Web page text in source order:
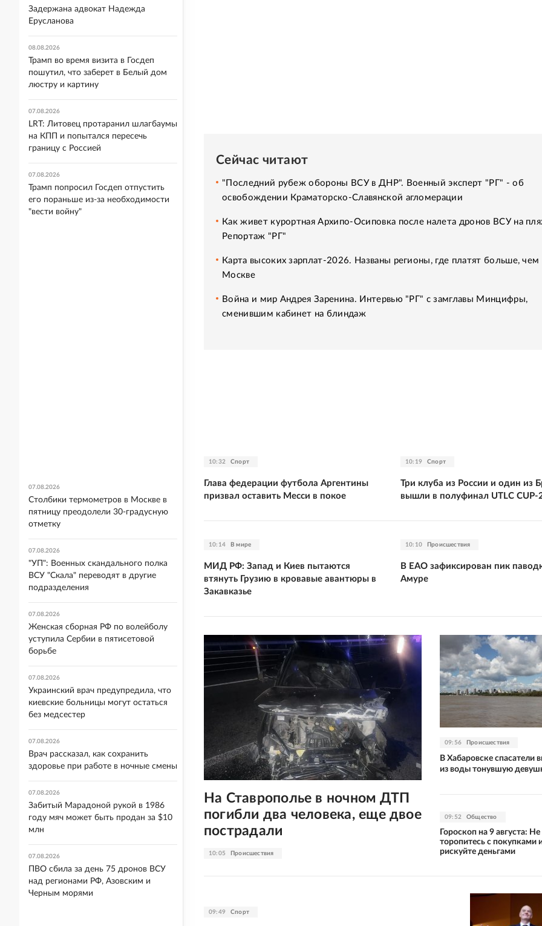
Сейчас читают
"Последний рубеж обороны ВСУ в ДНР". Военный эксперт "РГ" - об
освобождении Краматорско-Славянской агломерации
Как живет курортная Архипо-Осиповка после налета дронов ВСУ на
Репортаж "РГ"
Карта высоких зарплат-2026. Названы регионы, где платят больше, чем
Москве
Война и мир Андрея Заренина. Интервью "РГ" с замглавы Минцифры,
сменившим кабинет на блиндаж
10:32 Спорт
Глава федерации футбола Аргентины
призвал оставить Месси в покое
10:19 Спорт
Три клуба из России и один из
вышли в полуфинал UTLC CUP-
10:14 В мире
МИД РФ: Запад и Киев пытаются
втянуть Грузию в кровавые авантюры в
Закавказье
10:10 Происшествия
В ЕАО зафиксирован пик
Амуре
10:05 Происшествия
На Ставрополье в ночном ДТП
погибли два человека, еще двое
пострадали
09:56 Происшествия
В Хабаровске спасатели
из воды тонувшую
09:52 Общество
Гороскоп на 9 августа: Не
торопитесь с покупками
рискуйте деньгами
09:49 Спорт
Задержана адвокат Надежда
Ерусланова
08.08.2026
Трамп во время визита в Госдеп
пошутил, что заберет в Белый дом
люстру и картину
07.08.2026
LRT: Литовец протаранил шлагбаумы
на КПП и попытался пересечь
границу с Россией
07.08.2026
Трамп попросил Госдеп отпустить
его пораньше из-за необходимости
"вести войну"
07.08.2026
Столбики термометров в Москве в
пятницу преодолели 30-градусную
отметку
07.08.2026
"УП": Военных скандального полка
ВСУ "Скала" переводят в другие
подразделения
07.08.2026
Женская сборная РФ по волейболу
уступила Сербии в пятисетовой
борьбе
07.08.2026
Украинский врач предупредила, что
киевские больницы могут остаться
без медсестер
07.08.2026
Врач рассказал, как сохранить
здоровье при работе в ночные смены
07.08.2026
Забитый Марадоной рукой в 1986
году мяч может быть продан за $10
млн
07.08.2026
ПВО сбила за день 75 дронов ВСУ
над регионами РФ, Азовским и
Черным морями